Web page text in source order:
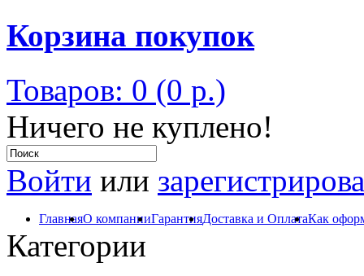
Корзина покупок
Товаров: 0 (0 р.)
Ничего не куплено!
Войти или
ГлавнаяО компанииГарантияДоставка и ОплатаКак
Категории